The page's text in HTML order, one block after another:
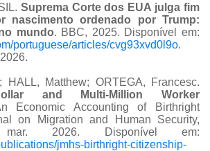
Suprema Corte dos EUA julga fim
nascimento ordenado por Trump:
mundo. BBC, 2025. Disponível em:
portuguese/articles/cvg93xvd0l9o.
HALL, Matthew; ORTEGA, Francesc.
and Multi-Million Worker
Economic Accounting of Birthright
on Migration and Human Security,
2026. Disponível em:
jmhs-birthright-citizenship-